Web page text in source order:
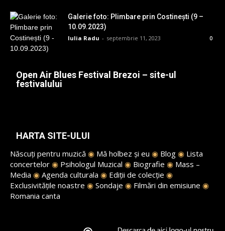
Galerie foto: Plimbare prin Costinești (9 –
10.09.2023)
Iulia Radu - septembrie 11, 2023 0
Open Air Blues Festival Brezoi – site-ul
festivalului
HARTA SITE-ULUI
Născuți pentru muzică ◉ Mă holbez și eu ◉ Blog ◉ Lista
concertelor ◉ Psihologul Muzical ◉ Biografie ◉ Mass –
Media ◉ Agenda culturala ◉ Ediții de colecție ◉
Exclusivitățile noastre ◉ Sondaje ◉ Filmări din emisiune ◉
Romania canta